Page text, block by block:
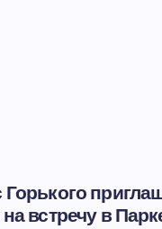
встречу в